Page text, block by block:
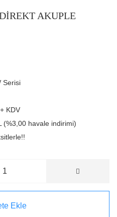
AKUPLE
Serisi
KDV
(%3,00 havale indirimi)
Ekle